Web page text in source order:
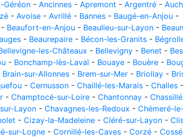
Géréon - Ancinnes - Apremont - Argentré -
- Avoise - Avrillé - Bannes - Baugé-en-Anjou -
- Beaufort-en-Anjou - Beaulieu-sur-Layon -
- Beaurepaire - Bécon-les-Granits -
les-Châteaux - Bellevigny - Benet -
- Bonchamp-lès-Laval - Bouaye - Bouère -
Brain-sur-Allonnes - Brem-sur-Mer - Briollay -
- Cernusson - Chaillé-les-Marais - Challes -
- Champtocé-sur-Loire - Chantonnay - Chassillé
Layon - Chavagnes-les-Redoux - Chémeré-
- Cizay-la-Madeleine - Cléré-sur-Layon -
sur-Logne - Cornillé-les-Caves - Corzé -